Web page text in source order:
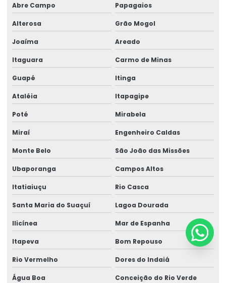
Abre Campo Papagaios
Alterosa Grão Mogol
Joaíma Areado
Itaguara Carmo de Minas
Guapé Itinga
Ataléia Itapagipe
Poté Mirabela
Miraí Engenheiro Caldas
Monte Belo São João das Missões
Ubaporanga Campos Altos
Itatiaiuçu Rio Casca
Santa Maria do Suaçuí Lagoa Dourada
Ilicínea Mar de Espanha
Itapeva Bom Repouso
Rio Vermelho Dores do Indaiá
Água Boa Conceição do Rio Verde